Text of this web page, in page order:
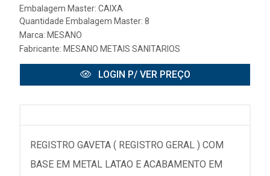
Embalagem Master: CAIXA
Quantidade Embalagem Master: 8
Marca: MESANO
Fabricante: MESANO METAIS SANITARIOS
LOGIN P/ VER PREÇO
REGISTRO GAVETA ( REGISTRO GERAL ) COM
BASE EM METAL LATAO E ACABAMENTO EM